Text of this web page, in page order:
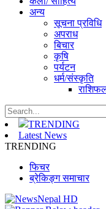
अन्य
सूचना प्रविधि
अपराध
बिचार
कृषि
पर्यटन
धर्म/संस्कृति
TRENDING
Latest News
TRENDING
फिचर
ब्रेकिङ्ग समाचार